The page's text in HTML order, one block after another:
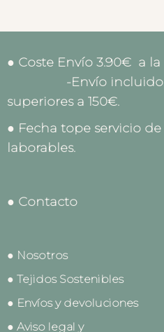
● Coste Envío
-Envío incluido
superiores a 150€.
● Fecha tope servicio
laborables.
● Contacto
● Nosotros
● Tejidos Sostenibles
● Envíos y devoluciones
● Aviso legal y